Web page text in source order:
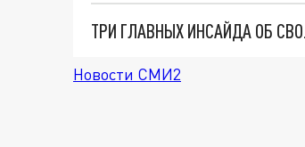
Новости СМИ2